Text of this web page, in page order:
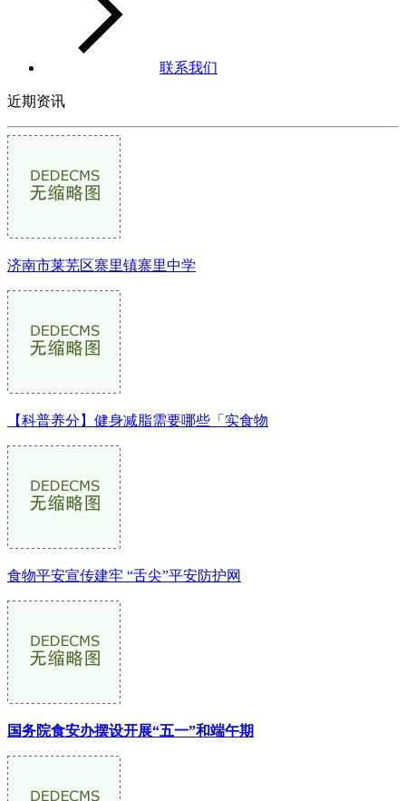
联系我们
近期资讯
济南市莱芜区寨里镇寨里中学
【科普养分】健身减脂需要哪些「实食物
食物平安宣传建牢 “舌尖”平安防护网
国务院食安办摆设开展“五一”和端午期